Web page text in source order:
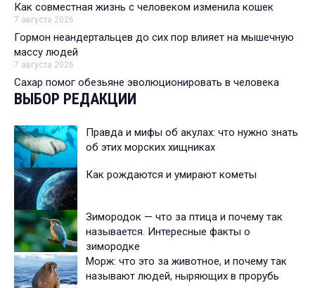
Как совместная жизнь с человеком изменила кошек
7 августа 2026
Гормон неандертальцев до сих пор влияет на мышечную
массу людей
7 августа 2026
Сахар помог обезьяне эволюционировать в человека
ВЫБОР РЕДАКЦИИ
Правда и мифы об акулах: что нужно знать
об этих морских хищниках
Как рождаются и умирают кометы
Зимородок — что за птица и почему так
называется. Интересные факты о
зимородке
Морж: что это за животное, и почему так
называют людей, ныряющих в прорубь